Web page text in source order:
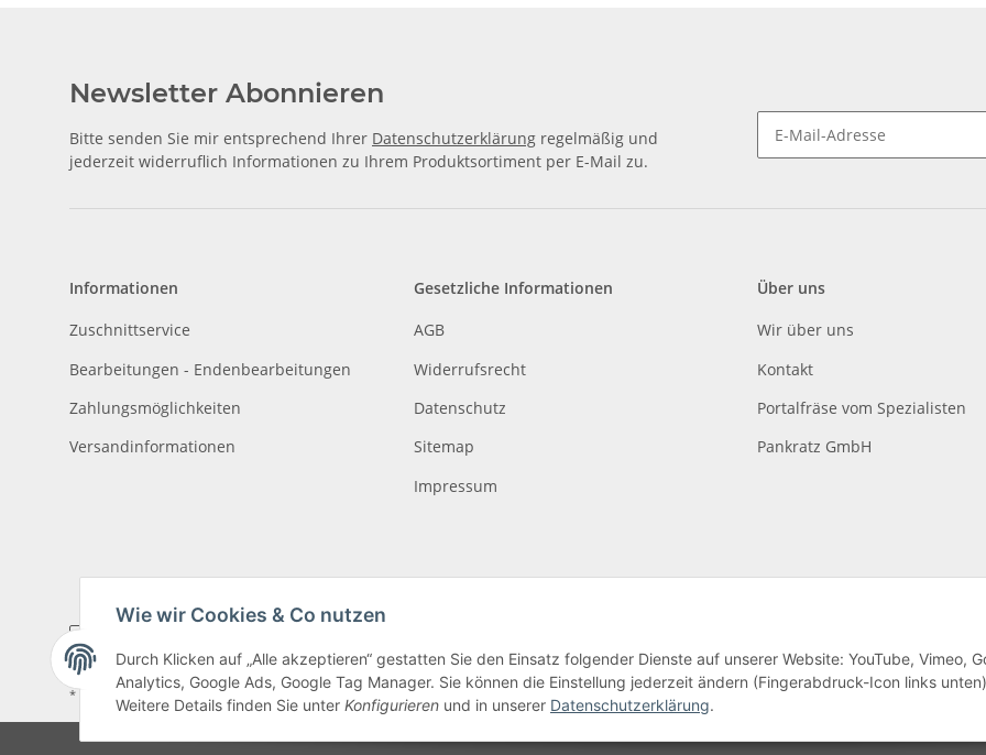
Newsletter Abonnieren
Bitte senden Sie mir entsprechend Ihrer Datenschutzerklärung regelmäßig und
jederzeit widerruflich Informationen zu Ihrem Produktsortiment per E-Mail zu.
Informationen
Zuschnittservice
Bearbeitungen - Endenbearbeitungen
Zahlungsmöglichkeiten
Versandinformationen
Gesetzliche Informationen
AGB
Widerrufsrecht
Datenschutz
Sitemap
Impressum
Über uns
Wir über uns
Kontakt
Portalfräse vom Spezialisten
Pankratz GmbH
* Alle Preise inkl. gesetzlicher USt., zzgl. Versand , zzgl. Mindermengenzuschlag
Wie wir Cookies & Co nutzen
Durch Klicken auf „Alle akzeptieren“ gestatten Sie den Einsatz folgender Dienste auf unserer Website: YouTube, Vimeo,
Analytics, Google Ads, Google Tag Manager. Sie können die Einstellung jederzeit ändern (Fingerabdruck-Icon links
Weitere Details finden Sie unter Konfigurieren und in unserer Datenschutzerklärung.